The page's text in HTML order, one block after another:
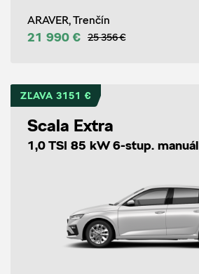
ARAVER, Trenčín
21 990 € 25 356 €
ZĽAVA 3151 €
Scala Extra
1,0 TSI 85 kW 6-stup. manuál